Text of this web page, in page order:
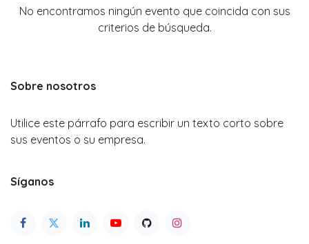
No encontramos ningún evento que coincida con sus
criterios de búsqueda.
Sobre nosotros
Utilice este párrafo para escribir un texto corto sobre
sus eventos o su empresa.
Síganos